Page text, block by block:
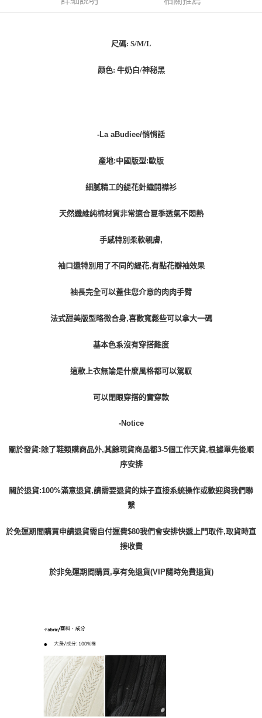
每筆NT$100，滿NT$1,000(含以上)免運費
尺碼: S/M/L
颜色: 牛奶白/神秘黑
-La aBudiee/悄悄話
產地:中國版型:歐版
細膩精工的緹花針織開襟衫
天然纖維純棉材質非常適合夏季透氣不悶熱
手感特別柔軟親膚,
袖口還特別用了不同的緹花,有點花瓣袖效果
袖長完全可以蓋住您介意的肉肉手臂
法式甜美版型略微合身,喜歡寬鬆些可以拿大一碼
基本色系沒有穿搭難度
這款上衣無論是什麼風格都可以駕馭
可以閉眼穿搭的實穿款
-Notice
關於發貨:除了鞋類購商品外,其餘現貨商品都3-5個工作天貨,根據單先後順
序安排
關於退貨:100%滿意退貨,請需要退貨的妹子直接系統操作或歡迎與我們聯
繫
於免運期間購買申請退貨需自付運費$80我們會安排快遞上門取件,取貨時直
接收費
於非免運期間購買,享有免退貨(VIP隨時免費退貨)